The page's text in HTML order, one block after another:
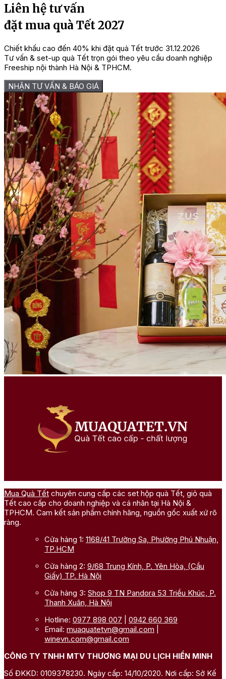
Liên hệ tư vấn
đặt mua quà Tết 2027
Chiết khấu cao đến 40% khi đặt quà Tết trước 31.12.2026
Tư vấn & set-up quà Tết trọn gói theo yêu cầu doanh nghiệp
Freeship nội thành Hà Nội & TPHCM.
NHẬN TƯ VẤN & BÁO GIÁ
Mua Quà Tết chuyên cung cấp các set hộp quà Tết, giỏ quà
Tết cao cấp cho doanh nghiệp và cá nhân tại Hà Nội &
TPHCM. Cam kết sản phẩm chính hãng, nguồn gốc xuất xứ rõ
ràng.
Cửa hàng 1: 1168/41 Trường Sa, Phường Phú Nhuận,
TP.HCM
Cửa hàng 2: 9/68 Trung Kính, P. Yên Hòa, (Cầu
Giấy) TP. Hà Nội
Cửa hàng 3: Shop 9 TN Pandora 53 Triều Khúc, P.
Thanh Xuân, Hà Nội
Hotline: 0977 898 007
0942 660 369
Email: muaquatetvn@gmail.com
winevn.com@gmail.com
CÔNG TY TNHH MTV THƯƠNG MẠI DU LỊCH HIỀN MINH
Số ĐKKD: 0109378230. Ngày cấp: 14/10/2020. Nơi cấp: Sở Kế